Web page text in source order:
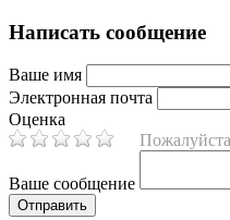
Написать сообщение
Ваше имя
Электронная почта
Оценка
Ваше сообщение